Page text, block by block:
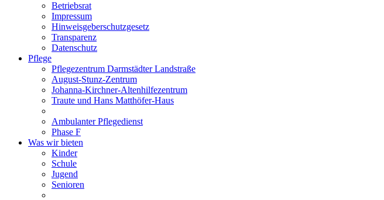
Betriebsrat
Impressum
Hinweisgeberschutzgesetz
Transparenz
Datenschutz
Pflege
Pflegezentrum Darmstädter Landstraße
August-Stunz-Zentrum
Johanna-Kirchner-Altenhilfezentrum
Traute und Hans Matthöfer-Haus
Ambulanter Pflegedienst
Phase F
Was wir bieten
Kinder
Schule
Jugend
Senioren